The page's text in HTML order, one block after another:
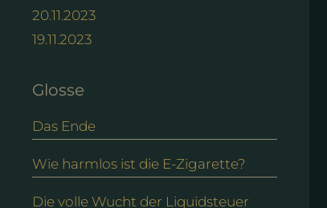
20.11.2023
19.11.2023
Glosse
Das Ende
Wie harmlos ist die E-Zigarette?
Die volle Wucht der Liquidsteuer